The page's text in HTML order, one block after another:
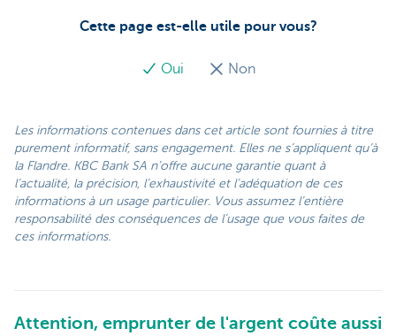
Cette page est-elle utile pour vous?
Oui Non
Les informations contenues dans cet article sont fournies à titre
purement informatif, sans engagement. Elles ne s’appliquent qu’à
la Flandre. KBC Bank SA n’offre aucune garantie quant à
l’actualité, la précision, l’exhaustivité et l’adéquation de ces
informations à un usage particulier. Vous assumez l’entière
responsabilité des conséquences de l’usage que vous faites de
ces informations.
Attention, emprunter de l'argent coûte aussi